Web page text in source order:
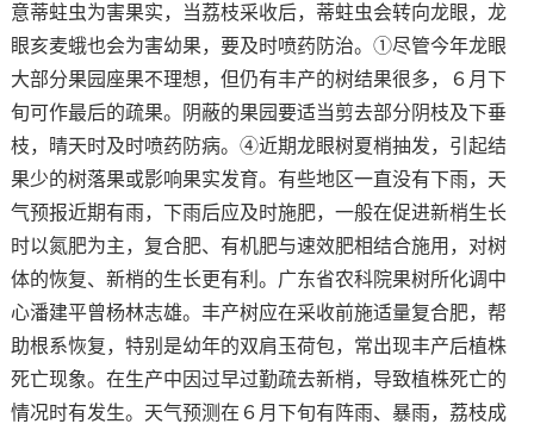
意蒂蛀虫为害果实，当荔枝采收后，蒂蛀虫会转向龙眼，龙
眼亥麦蛾也会为害幼果，要及时喷药防治。①尽管今年龙眼
大部分果园座果不理想，但仍有丰产的树结果很多，６月下
旬可作最后的疏果。阴蔽的果园要适当剪去部分阴枝及下垂
枝，晴天时及时喷药防病。④近期龙眼树夏梢抽发，引起结
果少的树落果或影响果实发育。有些地区一直没有下雨，天
气预报近期有雨，下雨后应及时施肥，一般在促进新梢生长
时以氮肥为主，复合肥、有机肥与速效肥相结合施用，对树
体的恢复、新梢的生长更有利。广东省农科院果树所化调中
心潘建平曾杨林志雄。丰产树应在采收前施适量复合肥，帮
助根系恢复，特别是幼年的双肩玉荷包，常出现丰产后植株
死亡现象。在生产中因过早过勤疏去新梢，导致植株死亡的
情况时有发生。天气预测在６月下旬有阵雨、暴雨，荔枝成